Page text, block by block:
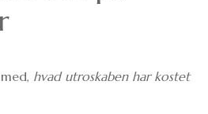
hvad utroskaben har kostet